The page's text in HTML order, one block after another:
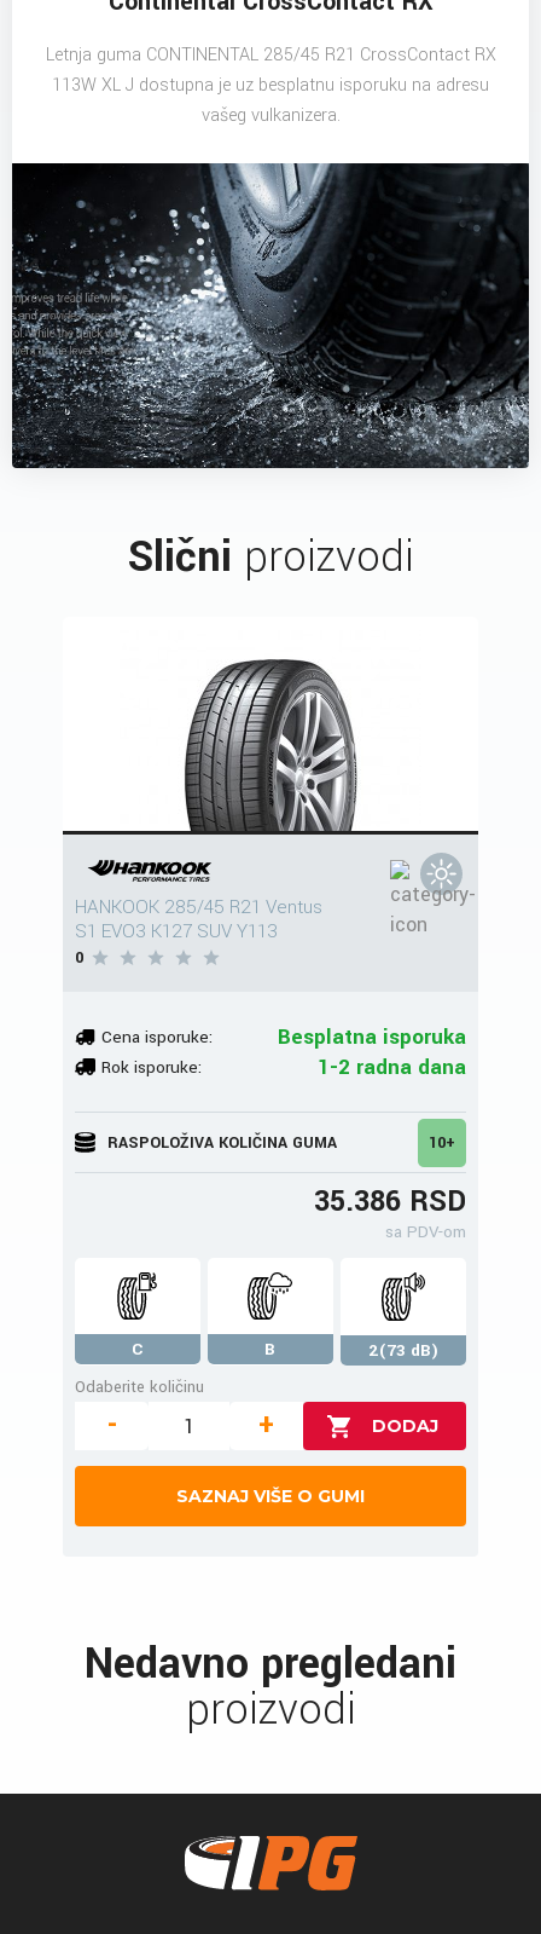
Letnja guma CONTINENTAL 285/45 R21 CrossContact RX
113W XL J dostupna je uz besplatnu isporuku na adresu
vašeg vulkanizera.
Slični proizvodi
HANKOOK 285/45 R21 Ventus
S1 EVO3 K127 SUV Y113
0
Cena isporuke: Besplatna isporuka
Rok isporuke: 1-2 radna dana
RASPOLOŽIVA KOLIČINA GUMA 10+
35.386 RSD
sa PDV-om
C B
2(73 dB)
Odaberite količinu
- +
SAZNAJ VIŠE O GUMI
Nedavno pregledani
proizvodi